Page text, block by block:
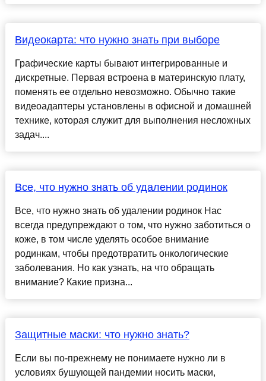
Видеокарта: что нужно знать при выборе
Графические карты бывают интегрированные и
дискретные. Первая встроена в материнскую плату,
поменять ее отдельно невозможно. Обычно такие
видеоадаптеры установлены в офисной и домашней
технике, которая служит для выполнения несложных
задач....
Все, что нужно знать об удалении родинок
Все, что нужно знать об удалении родинок Нас
всегда предупреждают о том, что нужно заботиться о
коже, в том числе уделять особое внимание
родинкам, чтобы предотвратить онкологические
заболевания. Но как узнать, на что обращать
внимание? Какие призна...
Защитные маски: что нужно знать?
Если вы по-прежнему не понимаете нужно ли в
условиях бушующей пандемии носить маски,